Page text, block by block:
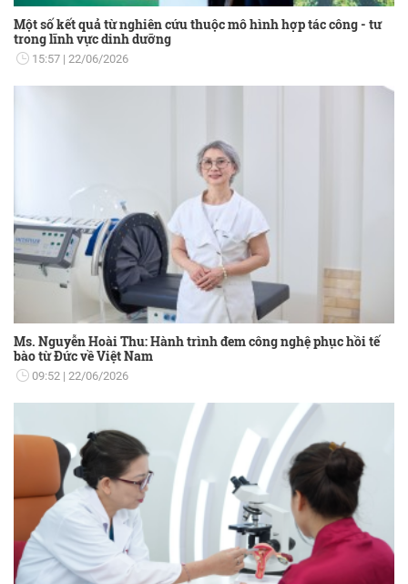
Một số kết quả từ nghiên cứu thuộc mô hình hợp tác công - tư
trong lĩnh vực dinh dưỡng
15:57 22/06/2026
Ms. Nguyễn Hoài Thu: Hành trình đem công nghệ phục hồi tế
bào từ Đức về Việt Nam
09:52 22/06/2026